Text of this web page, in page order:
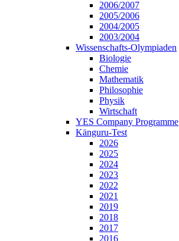
2006/2007
2005/2006
2004/2005
2003/2004
Wissenschafts-Olympiaden
Biologie
Chemie
Mathematik
Philosophie
Physik
Wirtschaft
YES Company Programme
Känguru-Test
2026
2025
2024
2023
2022
2021
2019
2018
2017
2016